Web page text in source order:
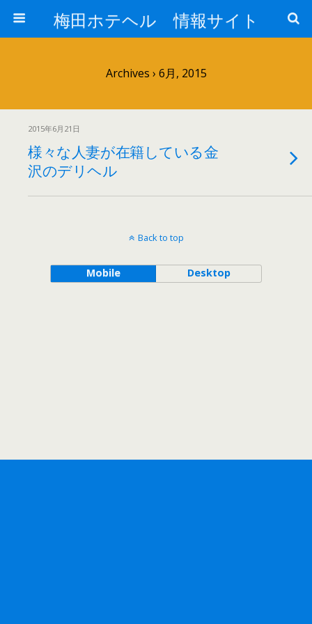
梅田ホテヘル 情報サイト
Archives › 6月, 2015
2015年6月21日
様々な人妻が在籍している金
沢のデリヘル
Back to top
Mobile Desktop